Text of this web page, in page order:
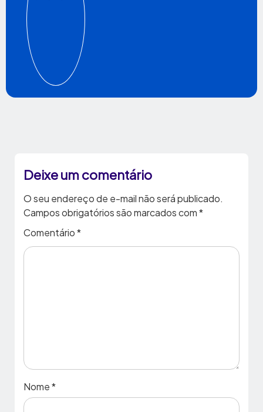
Deixe um comentário
O seu endereço de e-mail não será publicado.
Campos obrigatórios são marcados com*
Comentário*
Nome*